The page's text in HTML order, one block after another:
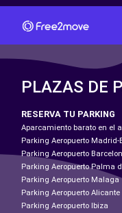
PLAZAS DE
RESERVA TU PARKING
Aparcamiento barato en el
Parking Aeropuerto Madrid-
Parking Aeropuerto
Parking Aeropuerto Palma
Parking Aeropuerto Malaga
Parking Aeropuerto Alicante
Parking Aeropuerto Ibiza